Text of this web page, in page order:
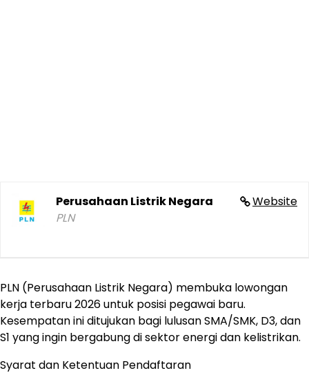
Website
Perusahaan Listrik Negara
PLN
PLN (Perusahaan Listrik Negara) membuka lowongan
kerja terbaru 2026 untuk posisi pegawai baru.
Kesempatan ini ditujukan bagi lulusan SMA/SMK, D3, dan
S1 yang ingin bergabung di sektor energi dan kelistrikan.
Syarat dan Ketentuan Pendaftaran